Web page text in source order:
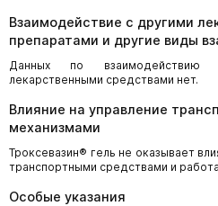
Взаимодействие с другими
препаратами и другие виды
Данных по взаимодействию
лекарственными средствами нет.
Влияние на управление
механизмами
Троксевазин® гель не оказывает
транспортными средствами и
Особые указания